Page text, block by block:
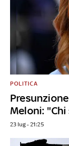
Meloni:
POLITICA
23 lug - 21:25